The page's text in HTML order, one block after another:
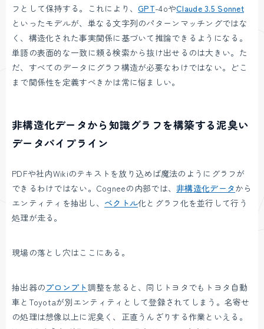
フとして保持する。これにより、GPT-4oやClaude 3.5 Sonnet
といったモデルが、単なる文字列のパターンマッチングではな
く、構造化された事実関係に基づいて推論できるようになる。
単語の表面的な一致に頼る検索から抜け出せるのは大きい。た
だ、すべてのデータにグラフ構造が必要なわけではない。どこ
まで関係性を定義すべきかは常に悩ましい。
非構造化データから知識グラフを構築する泥臭い
データパイプライン
PDFや社内Wikiのテキストを放り込めば魔法のようにグラフが
できるわけではない。Cogneeの内部では、非構造化データから
エンティティを抽出し、 ベクトル化とグラフ化を並行して行う
処理が走る。
現場の落とし穴はここにある。
抽出器のプロンプト調整を怠ると、同じトヨタでもトヨタ自動
車とToyotaが別エンティティとして登録されてしまう。名寄せ
の処理は想像以上に泥臭く、正直うんざりする作業といえる。